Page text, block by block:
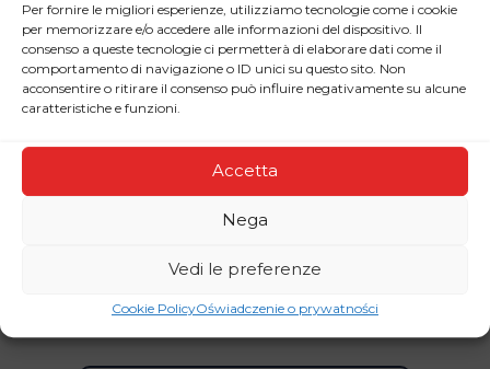
Per fornire le migliori esperienze, utilizziamo tecnologie come i cookie
per memorizzare e/o accedere alle informazioni del dispositivo. Il
consenso a queste tecnologie ci permetterà di elaborare dati come il
comportamento di navigazione o ID unici su questo sito. Non
acconsentire o ritirare il consenso può influire negativamente su alcune
caratteristiche e funzioni.
Accetta
Nega
Vedi le preferenze
Cookie PolicyOświadczenie o prywatności
Możesz wesprzeć działalność i inicjatywy
Komitetu, dokonując darowizny kartą
kredytową lub przez PayPal.
piazza P. Ferrari 10, 20121, Mediolan.
Odbiorca: Amici di Takashi e Midori Nagai.
BIC/SWIFT (dall’estero): BCITITMM